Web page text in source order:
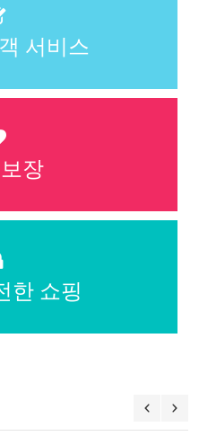
서비스
장
한 쇼핑